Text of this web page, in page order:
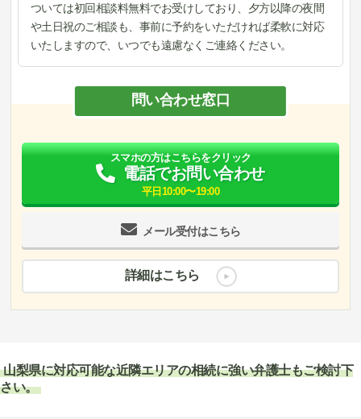
ついては初回相談料無料でお受けしており、夕方以降の夜間
や土日祝のご相談も、事前に予約をいただければ柔軟に対応
いたしますので、いつでも遠慮なくご連絡ください。
問い合わせ窓口
メール受付はこちら
スマホの方はこちらをクリック
電話でお問い合わせ
平日10:00〜19:00
詳細はこちら
山梨県に対応可能な近隣エリアの相続に強い弁護士もご検討下
さい。